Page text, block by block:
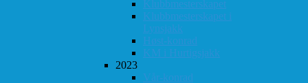
Klubbmesterskapet
Klubbmesterskapet i
Lynsjakk
Høst-konrad
KM i Hurtigsjakk
2023
Vår-konrad